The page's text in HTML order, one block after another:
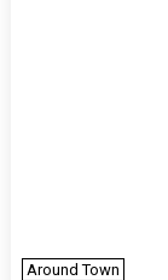
Around Town